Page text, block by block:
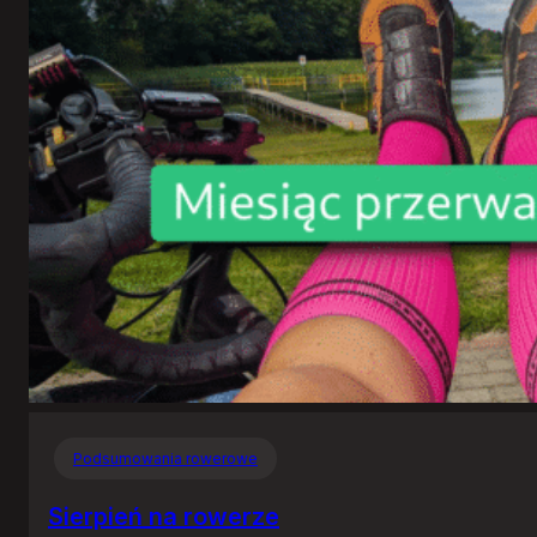
Podsumowania rowerowe
Sierpień na rowerze